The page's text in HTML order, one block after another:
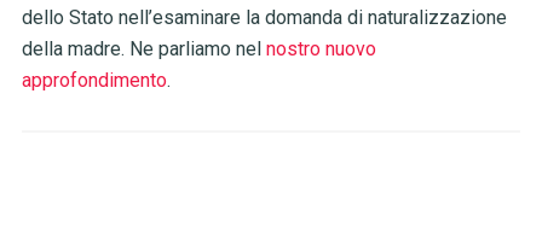
dello Stato nell’esaminare la domanda di naturalizzazione
della madre. Ne parliamo nel nostro nuovo
approfondimento.